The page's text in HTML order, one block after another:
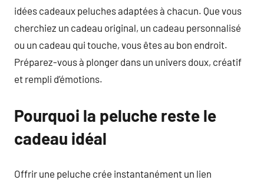
idées cadeaux peluches adaptées à chacun. Que vous
cherchiez un cadeau original, un cadeau personnalisé
ou un cadeau qui touche, vous êtes au bon endroit.
Préparez-vous à plonger dans un univers doux, créatif
et rempli d’émotions.
Pourquoi la peluche reste le
cadeau idéal
Offrir une peluche crée instantanément un lien